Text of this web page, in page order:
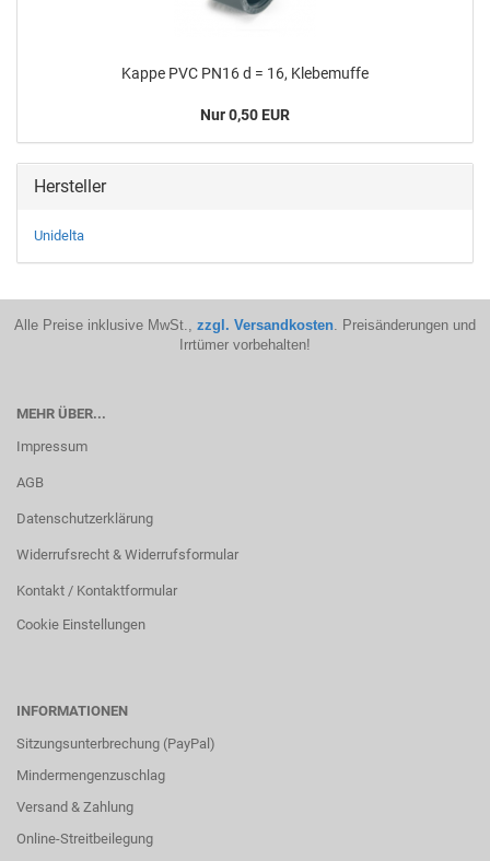
Kappe PVC PN16 d = 16, Kle­be­muf­fe
Nur 0,50 EUR
Hersteller
Unidelta
Alle Preise inklusive MwSt., zzgl. Versandkosten. Preisänderungen und
Irrtümer vorbehalten!
MEHR ÜBER...
Impressum
AGB
Datenschutzerklärung
Widerrufsrecht & Widerrufsformular
Kontakt / Kontaktformular
Cookie Einstellungen
INFORMATIONEN
Sitzungsunterbrechung (PayPal)
Mindermengenzuschlag
Versand & Zahlung
Online-Streitbeilegung